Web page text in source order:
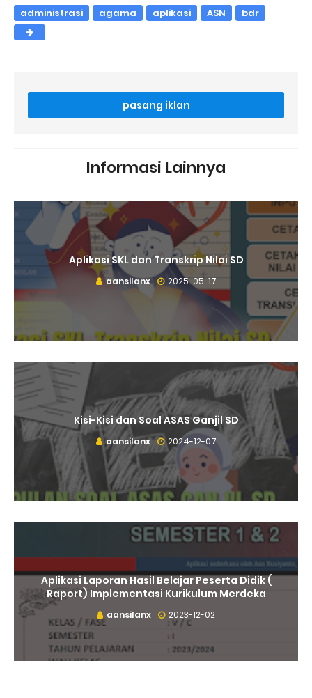
administrasi agama aplikasi ASN bdr
pasang iklan
Informasi Lainnya
Aplikasi SKL dan Transkrip Nilai SD
aansilanx 2025-05-17
Kisi-Kisi dan Soal ASAS Ganjil SD
aansilanx 2024-12-07
Aplikasi Laporan Hasil Belajar Peserta Didik (
Raport) Implementasi Kurikulum Merdeka
aansilanx 2023-12-02